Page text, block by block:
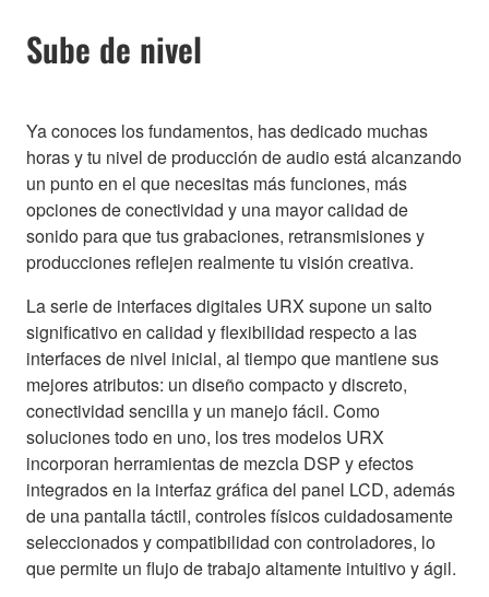
Sube de nivel
Ya conoces los fundamentos, has dedicado muchas
horas y tu nivel de producción de audio está alcanzando
un punto en el que necesitas más funciones, más
opciones de conectividad y una mayor calidad de
sonido para que tus grabaciones, retransmisiones y
producciones reflejen realmente tu visión creativa.
La serie de interfaces digitales URX supone un salto
significativo en calidad y flexibilidad respecto a las
interfaces de nivel inicial, al tiempo que mantiene sus
mejores atributos: un diseño compacto y discreto,
conectividad sencilla y un manejo fácil. Como
soluciones todo en uno, los tres modelos URX
incorporan herramientas de mezcla DSP y efectos
integrados en la interfaz gráfica del panel LCD, además
de una pantalla táctil, controles físicos cuidadosamente
seleccionados y compatibilidad con controladores, lo
que permite un flujo de trabajo altamente intuitivo y ágil.